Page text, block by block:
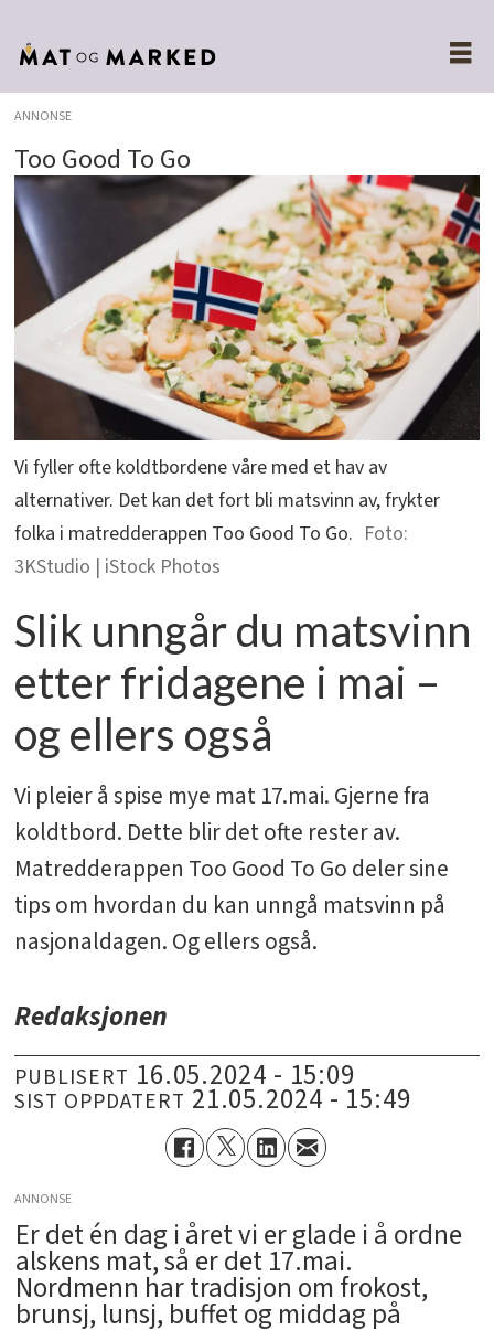
ANNONSE
Too Good To Go
Vi fyller ofte koldtbordene våre med et hav av
alternativer. Det kan det fort bli matsvinn av, frykter
folka i matredderappen Too Good To Go.
3KStudio | iStock Photos
Slik unngår du matsvinn
etter fridagene i mai –
og ellers også
Vi pleier å spise mye mat 17.mai. Gjerne fra
koldtbord. Dette blir det ofte rester av.
Matredderappen Too Good To Go deler sine
tips om hvordan du kan unngå matsvinn på
nasjonaldagen. Og ellers også.
Redaksjonen
PUBLISERT 16.05.2024 - 15:09
SIST OPPDATERT 21.05.2024 - 15:49
ANNONSE
Er det én dag i året vi er glade i å ordne
alskens mat, så er det 17.mai.
Nordmenn har tradisjon om frokost,
brunsj, lunsj, buffet og middag på